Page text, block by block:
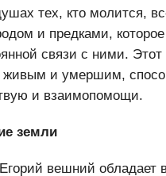
название
тех, кто молится,
и предками, которое
связи с ними. Этот
живым и умершим,